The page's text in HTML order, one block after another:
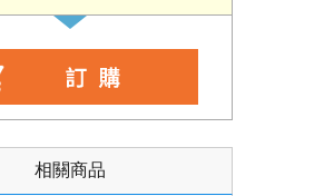
相關商品